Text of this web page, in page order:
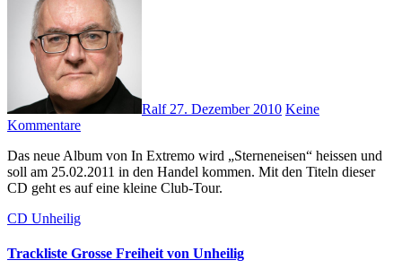
Ralf 27. Dezember 2010 Keine
Kommentare
Das neue Album von In Extremo wird „Sterneneisen“ heissen und
soll am 25.02.2011 in den Handel kommen. Mit den Titeln dieser
CD geht es auf eine kleine Club-Tour.
CD Unheilig
Trackliste Grosse Freiheit von Unheilig